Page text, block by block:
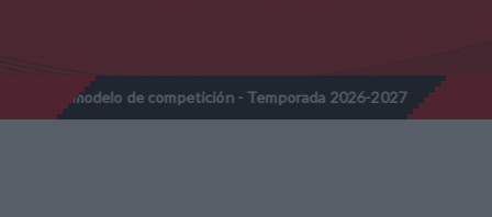
de competición - Temporada 2026-2027 // Nota